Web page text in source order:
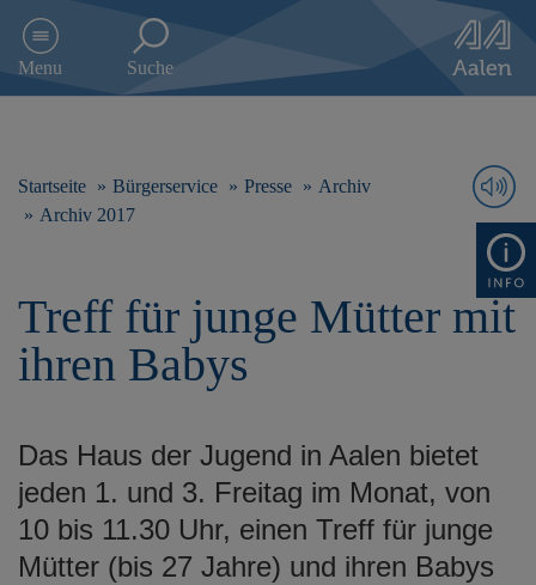
e
h
Menu Suche
Startseite Bürgerservice Presse
Archiv
Archiv 2017
Treff für junge Mütter mit
ihren Babys
Das Haus der Jugend in Aalen bietet
jeden 1. und 3. Freitag im Monat, von
10 bis 11.30 Uhr, einen Treff für junge
Mütter (bis 27 Jahre) und ihren Babys